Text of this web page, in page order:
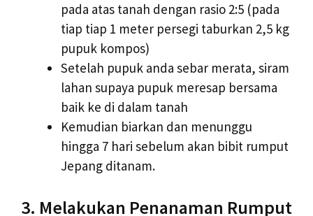
pada atas tanah dengan rasio 2:5 (pada
tiap tiap 1 meter persegi taburkan 2,5 kg
pupuk kompos)
Setelah pupuk anda sebar merata, siram
lahan supaya pupuk meresap bersama
baik ke di dalam tanah
Kemudian biarkan dan menunggu
hingga 7 hari sebelum akan bibit rumput
Jepang ditanam.
3. Melakukan Penanaman Rumput